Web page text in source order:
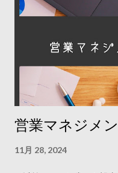
営業マネジメ
11月 28, 2024